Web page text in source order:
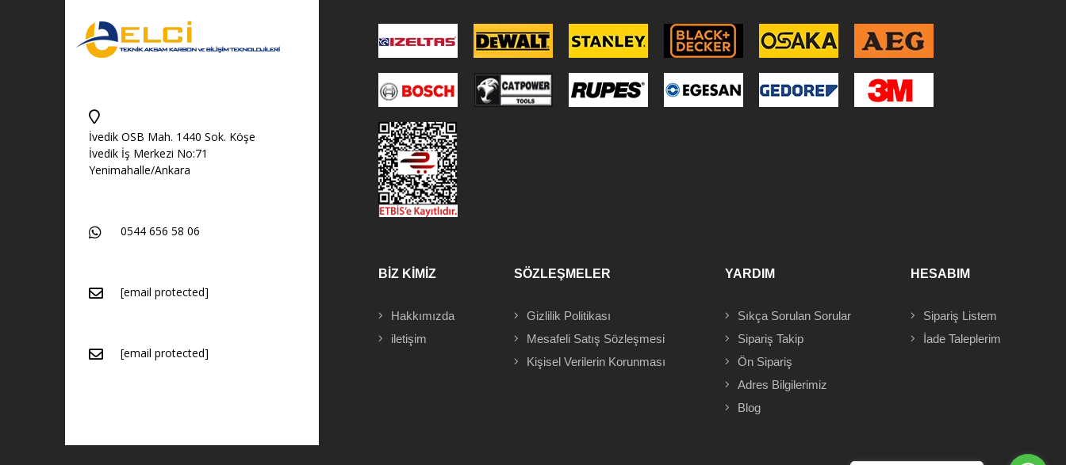
İvedik OSB Mah. 1440 Sok. Köşe
İvedik İş Merkezi No:71
Yenimahalle/Ankara
0544 656 58 06
[email protected]
[email protected]
BİZ KİMİZ
Hakkımızda
iletişim
SÖZLEŞMELER
Gizlilik Politikası
Mesafeli Satış Sözleşmesi
Kişisel Verilerin Korunması
YARDIM
Sıkça Sorulan Sorular
Sipariş Takip
Ön Sipariş
Adres Bilgilerimiz
Blog
HESABIM
Sipariş Listem
İade Taleplerim